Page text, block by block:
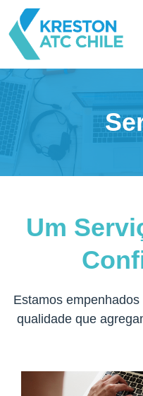
Um
Estamos
qualidade que